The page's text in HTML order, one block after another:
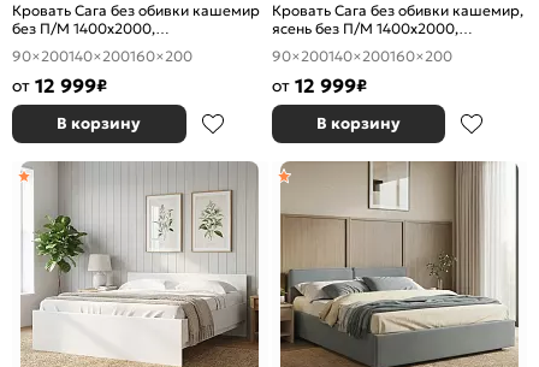
Кровать Сага без обивки кашемир
без П/М 1400x2000,
ортопедическое основание,
изголовье жесткое
90×200140×200160×200
от 12 999₽
В корзину
Кровать Сага без обивки кашемир,
ясень без П/М 1400x2000,
ортопедическое основание,
изголовье жесткое
90×200140×200160×200
от 12 999₽
В корзину